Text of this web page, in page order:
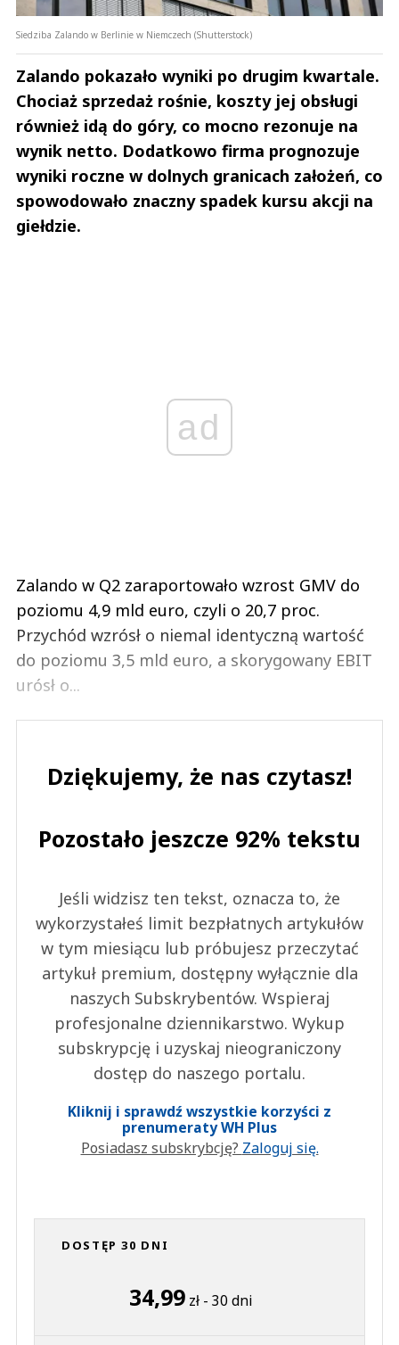
Siedziba Zalando w Berlinie w Niemczech (Shutterstock)
Zalando pokazało wyniki po drugim kwartale.
Chociaż sprzedaż rośnie, koszty jej obsługi
również idą do góry, co mocno rezonuje na
wynik netto. Dodatkowo firma prognozuje
wyniki roczne w dolnych granicach założeń, co
spowodowało znaczny spadek kursu akcji na
giełdzie.
ad
Zalando w Q2 zaraportowało wzrost GMV do
poziomu 4,9 mld euro, czyli o 20,7 proc.
Przychód wzrósł o niemal identyczną wartość
do poziomu 3,5 mld euro, a skorygowany EBIT
urósł o...
Dziękujemy, że nas czytasz!
Pozostało jeszcze 92% tekstu
Jeśli widzisz ten tekst, oznacza to, że
wykorzystałeś limit bezpłatnych artykułów
w tym miesiącu lub próbujesz przeczytać
artykuł premium, dostępny wyłącznie dla
naszych Subskrybentów. Wspieraj
profesjonalne dziennikarstwo. Wykup
subskrypcję i uzyskaj nieograniczony
dostęp do naszego portalu.
Kliknij i sprawdź wszystkie korzyści z
prenumeraty WH Plus
Posiadasz subskrybcję? Zaloguj się.
DOSTĘP 30 DNI
34,99 zł - 30 dni